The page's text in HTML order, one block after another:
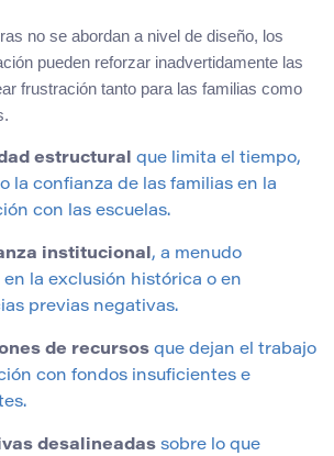
no se abordan a nivel de diseño, los
pueden reforzar inadvertidamente las
frustración tanto para las familias como
estructural que limita el tiempo,
la confianza de las familias en la
con las escuelas.
institucional, a menudo
en la exclusión histórica o en
previas negativas.
de recursos que dejan el trabajo
con fondos insuficientes e
desalineadas sobre lo que